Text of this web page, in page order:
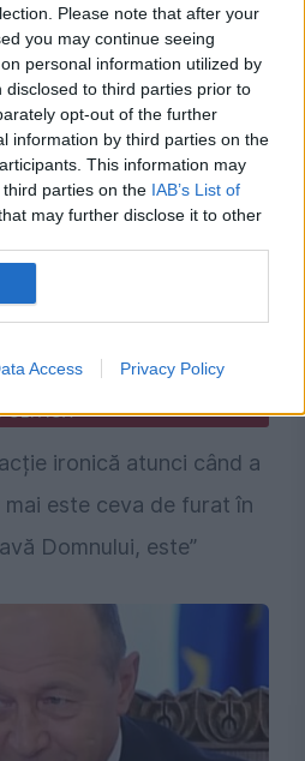
Please note that after your
you may continue seeing
personal information utilized by
to third parties prior to
opt-out of the further
information by third parties on the
This information may
parties on the IAB’s List of
may further disclose it to other
Access Privacy Policy
noastre
ironică atunci când a
este ceva de furat în
Domnului, este”